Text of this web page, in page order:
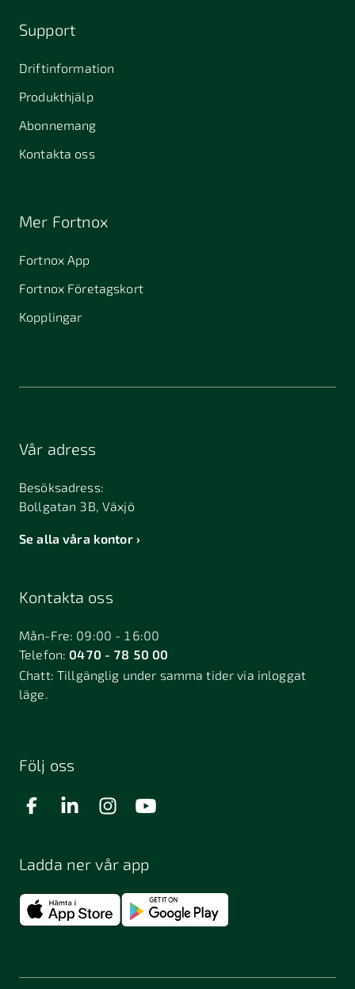
Support
Driftinformation
Produkthjälp
Abonnemang
Kontakta oss
Mer Fortnox
Fortnox App
Fortnox Företagskort
Kopplingar
Vår adress
Besöksadress:
Bollgatan 3B, Växjö
Se alla våra kontor
Kontakta oss
Mån-Fre: 09:00 - 16:00
Telefon:0470 - 78 50 00
Chatt:Tillgänglig under samma tider via inloggat
läge.
Följ oss
Ladda ner vår app